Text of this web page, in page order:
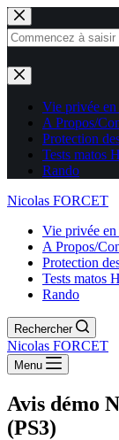
Aucun
résultat
Vie privée
A Propos/
Protection
Tests matos
Rando
Nicolas FORCET
Vie privée
A Propos/
Protection
Tests matos
Rando
Rechercher
Nicolas FORCET
Menu
Avis démo
(PS3)